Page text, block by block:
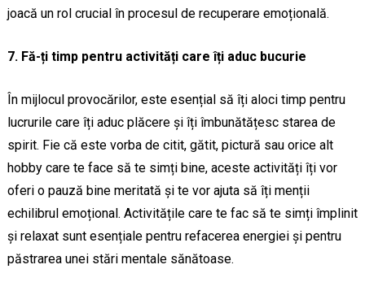
joacă un rol crucial în procesul de recuperare emoțională.
7. Fă-ți timp pentru activități care îți aduc bucurie
În mijlocul provocărilor, este esențial să îți aloci timp pentru
lucrurile care îți aduc plăcere și îți îmbunătățesc starea de
spirit. Fie că este vorba de citit, gătit, pictură sau orice alt
hobby care te face să te simți bine, aceste activități îți vor
oferi o pauză bine meritată și te vor ajuta să îți menții
echilibrul emoțional. Activitățile care te fac să te simți împlinit
și relaxat sunt esențiale pentru refacerea energiei și pentru
păstrarea unei stări mentale sănătoase.